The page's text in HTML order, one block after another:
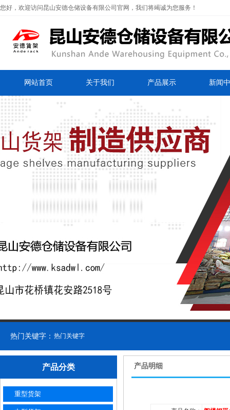
您好，欢迎访问昆山安德仓储设备有限公司官网，我们将竭诚为您服务！
网站首页 关于我们 产品展示 新闻
热门关键字： 热门关键字
产品分类
重型货架
产品明细